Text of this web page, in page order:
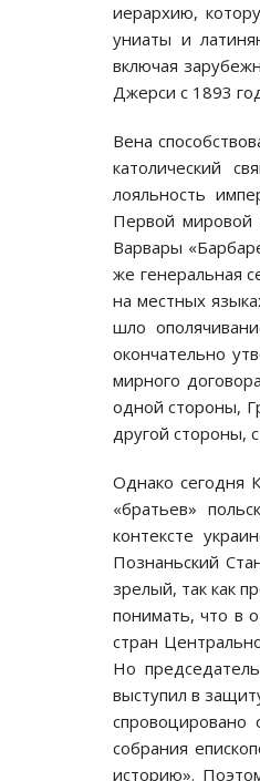
иерархию,
униаты и
включая
Джерси с 1893
Вена
католический
лояльность
Первой мировой
Варвары
же генеральная
на местных
шло
окончательно
мирного
одной стороны,
другой стороны,
Однако сегодня
«братьев»
контексте
Познаньский
зрелый, так как
понимать, что в
стран
Но
выступил в
спровоцировано
собрания
историю».